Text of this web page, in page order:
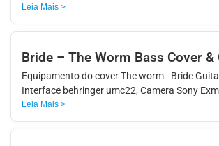
Leia Mais >
Bride – The Worm Bass Cover &
Equipamento do cover The worm - Bride
Interface behringer umc22, Camera Sony
Leia Mais >